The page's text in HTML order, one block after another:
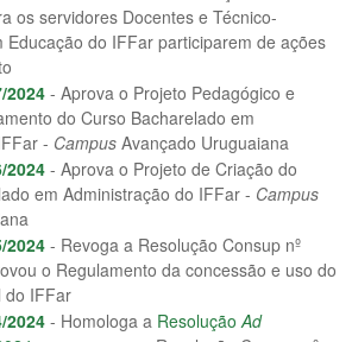
os servidores Docentes e Técnico-
Educação do IFFar participarem de ações
2024- Aprova o Projeto Pedagógico e
do Curso Bacharelado em
- Campus Avançado Uruguaiana
2024- Aprova o Projeto de Criação do
em Administração do IFFar - Campus
2024- Revoga a Resolução Consup nº
o Regulamento da concessão e uso do
do IFFar
2024- Homologa a Resolução Ad